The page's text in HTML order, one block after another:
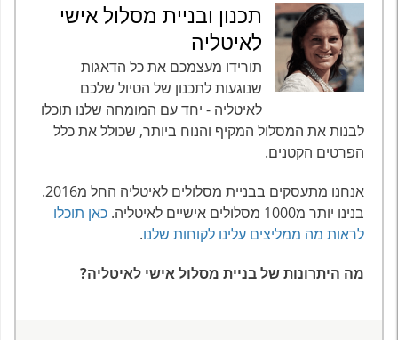
תכנון ובניית מסלול אישי
לאיטליה
תורידו מעצמכם את כל הדאגות
שנוגעות לתכנון של הטיול שלכם
לאיטליה - יחד עם המומחה שלנו תוכלו
לבנות את המסלול המקיף והנוח ביותר, שכולל את כלל
הפרטים הקטנים.
אנחנו מתעסקים בבניית מסלולים לאיטליה החל מ2016.
בנינו יותר מ1000 מסלולים אישיים לאיטליה.
כאן תוכלו
לראות מה ממליצים עלינו לקוחות שלנו.
מה היתרונות של בניית מסלול אישי לאיטליה?